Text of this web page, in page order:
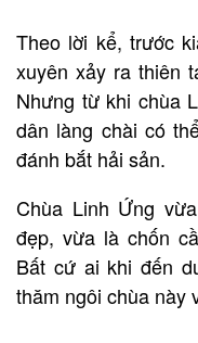
Theo lời kể, trước
xuyên xảy ra thiên
Nhưng từ khi chùa
dân làng chài có
đánh bắt hải sản.
Chùa Linh Ứng
đẹp, vừa là chốn
Bất cứ ai khi đến
thăm ngôi chùa này